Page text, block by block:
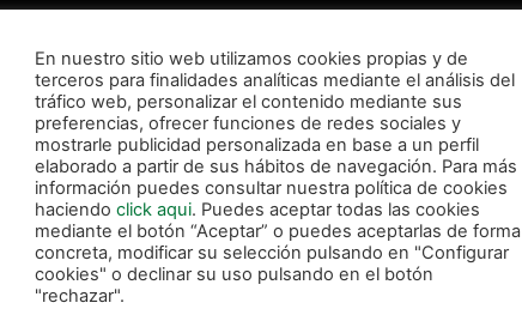
En nuestro sitio web utilizamos cookies propias y de
terceros para finalidades analíticas mediante el análisis del
tráfico web, personalizar el contenido mediante sus
preferencias, ofrecer funciones de redes sociales y
mostrarle publicidad personalizada en base a un perfil
elaborado a partir de sus hábitos de navegación. Para más
información puedes consultar nuestra política de cookies
haciendo click aqui. Puedes aceptar todas las cookies
mediante el botón “Aceptar” o puedes aceptarlas de forma
concreta, modificar su selección pulsando en "Configurar
cookies" o declinar su uso pulsando en el botón
"rechazar".